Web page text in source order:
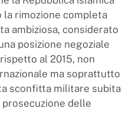
la rimozione completa
ambiziosa, considerato
posizione negoziale
al 2015, non
ma soprattutto
sconfitta militare subita
delle